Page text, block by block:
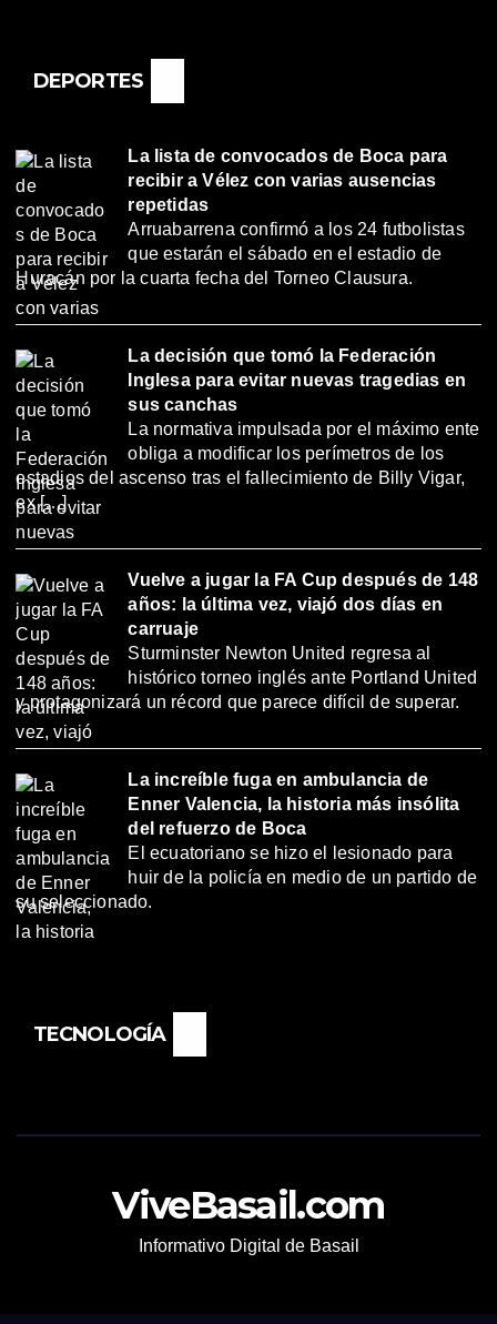
DEPORTES
La lista de convocados de Boca para
recibir a Vélez con varias ausencias
repetidas
Arruabarrena confirmó a los 24 futbolistas
que estarán el sábado en el estadio de
Huracán por la cuarta fecha del Torneo Clausura.
La decisión que tomó la Federación
Inglesa para evitar nuevas tragedias en
sus canchas
La normativa impulsada por el máximo ente
obliga a modificar los perímetros de los
estadios del ascenso tras el fallecimiento de Billy Vigar,
ex […]
Vuelve a jugar la FA Cup después de 148
años: la última vez, viajó dos días en
carruaje
Sturminster Newton United regresa al
histórico torneo inglés ante Portland United
y protagonizará un récord que parece difícil de superar.
La increíble fuga en ambulancia de
Enner Valencia, la historia más insólita
del refuerzo de Boca
El ecuatoriano se hizo el lesionado para
huir de la policía en medio de un partido de
su seleccionado.
TECNOLOGÍA
ViveBasail.com
Informativo Digital de Basail